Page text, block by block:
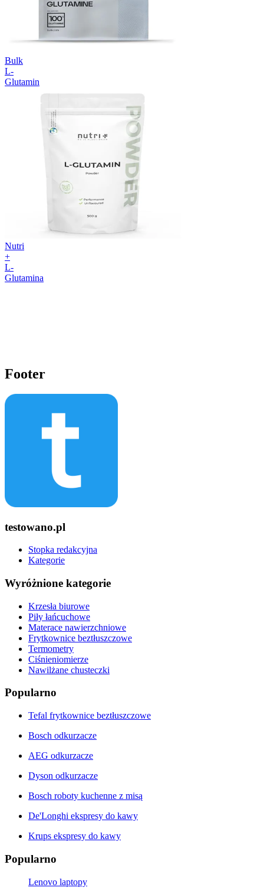
Bulk
L-
Glutamin
Nutri
+
L-
Glutamina
Footer
testowano.pl
Stopka redakcyjna
Kategorie
Wyróżnione kategorie
Krzesła biurowe
Piły łańcuchowe
Materace nawierzchniowe
Frytkownice beztłuszczowe
Termometry
Ciśnieniomierze
Nawilżane chusteczki
Popularno
Tefal frytkownice beztłuszczowe
Bosch odkurzacze
AEG odkurzacze
Dyson odkurzacze
Bosch roboty kuchenne z misą
De'Longhi ekspresy do kawy
Krups ekspresy do kawy
Popularno
Lenovo laptopy